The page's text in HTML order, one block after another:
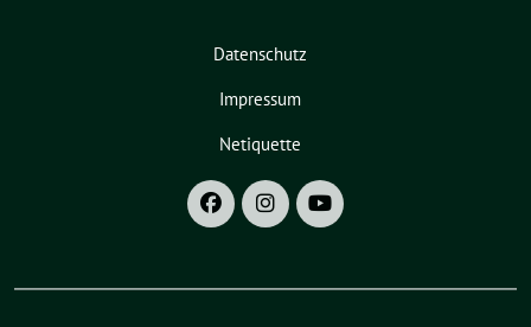
Datenschutz
Impressum
Netiquette